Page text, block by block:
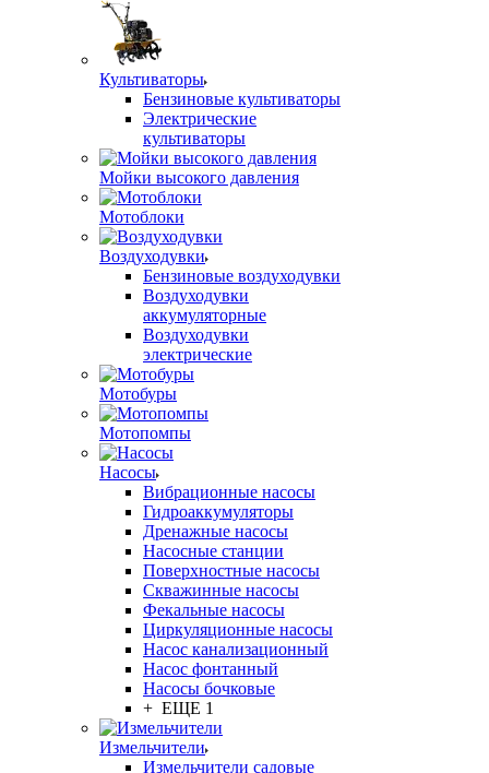
Культиваторы
Бензиновые культиваторы
Электрические
культиваторы
Мойки высокого давления
Мотоблоки
Воздуходувки
Бензиновые воздуходувки
Воздуходувки
аккумуляторные
Воздуходувки
электрические
Мотобуры
Мотопомпы
Насосы
Вибрационные насосы
Гидроаккумуляторы
Дренажные насосы
Насосные станции
Поверхностные насосы
Скважинные насосы
Фекальные насосы
Циркуляционные насосы
Насос канализационный
Насос фонтанный
Насосы бочковые
+ ЕЩЕ 1
Измельчители
Измельчители садовые